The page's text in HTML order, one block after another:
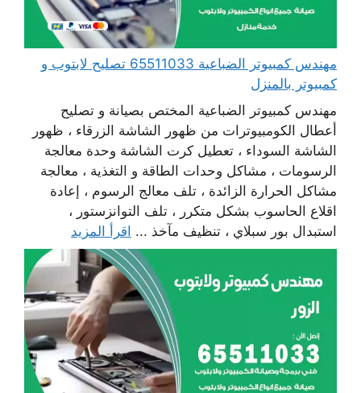
مهندس كمبيوتر الضباعية 65511033 تصليح لابتوب و
كمبيوتر بالمنزل
مهندس كمبيوتر الضباعية المختص بصيانة و تصليح
أعطال الكومبيوترات من ظهور الشاشة الزرقاء ، ظهور
الشاشة السوداء ، تعطيل كرت الشاشة وحدة معالجة
الرسومات ، مشاكل وحدات الطاقة و التغذية ، معالجة
مشاكل الحرارة الزائدة ، تلف معالج الرسوم ، إعادة
اقلاع الحاسوب بشكل متكرر ، تلف التوانزستور ،
استبدال بور سبلاي ، تنظيف مآخذ ... اقرأ المزيد